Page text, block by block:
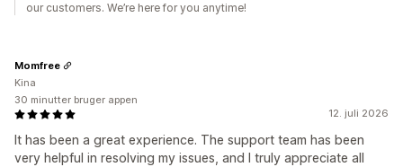
our customers. We’re here for you anytime!
12. juli 2026
It has been a great experience. The support team has been
very helpful in resolving my issues, and I truly appreciate all
Momfree
Kina
30 minutter bruger appen